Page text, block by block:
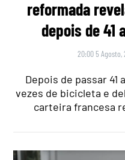
reformada
depois de 41
20:00 5 Agosto,
Depois de passar
vezes de bicicleta e
carteira francesa